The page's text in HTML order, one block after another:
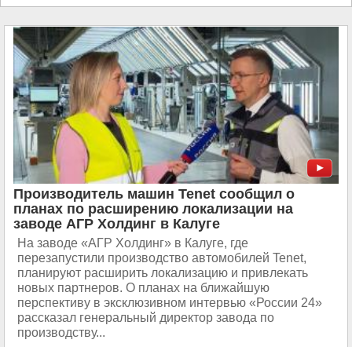
Производитель машин Tenet сообщил о
планах по расширению локализации на
заводе АГР Холдинг в Калуге
На заводе «АГР Холдинг» в Калуге, где
перезапустили производство автомобилей Tenet,
планируют расширить локализацию и привлекать
новых партнеров. О планах на ближайшую
перспективу в эксклюзивном интервью «России 24»
рассказал генеральный директор завода по
производству...